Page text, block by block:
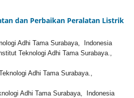
dan Perbaikan Peralatan Listrik
Adhi Tama Surabaya, Indonesia
Teknologi Adhi Tama Surabaya.,
Adhi Tama Surabaya.,
Adhi Tama Surabaya, Indonesia